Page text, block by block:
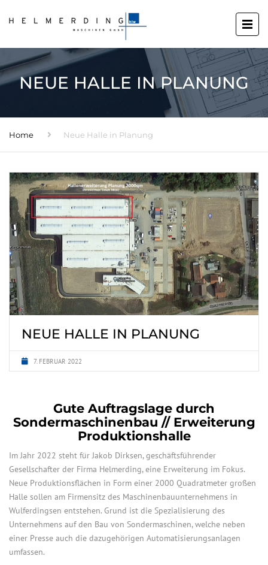
NEUE HALLE IN PLANUNG
Home Neue Halle in Planung
NEUE HALLE IN PLANUNG
7. FEBRUAR 2022
Gute Auftragslage durch
Sondermaschinenbau // Erweiterung
Produktionshalle
Im Jahr 2022 steht für Jakob Dirksen, geschäftsführender
Gesellschafter der Firma Helmerding, eine Erweiterung im Fokus.
Neue Produktionsflächen in Form einer 2000 Quadratmeter großen
Halle sollen am Firmensitz des Maschinenbauunternehmens in
Wulferdingsen entstehen. Grund ist die Spezialisierung des
Unternehmens auf den Bau von Sondermaschinen, welche neben
einer Presse auch die dazugehörigen Automatisierungsanlagen
umfassen.